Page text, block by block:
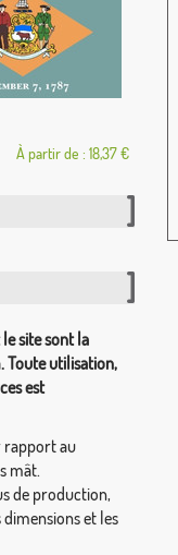
À partir de : 18,37 €
site sont la
Toute utilisation,
est
rapport au
mât.
de production,
et les